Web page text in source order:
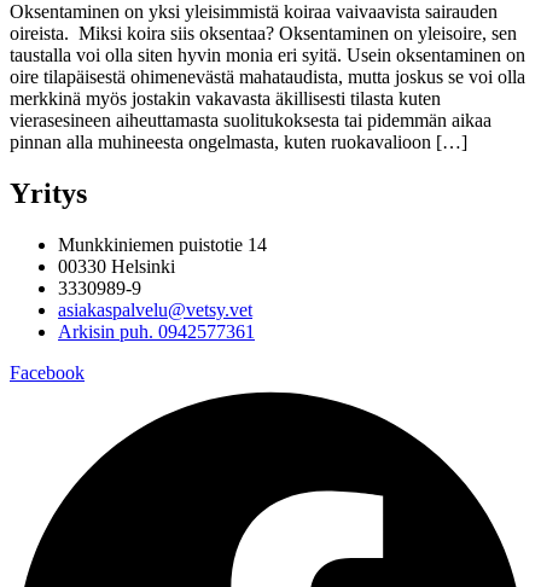
Oksentaminen on yksi yleisimmistä koiraa vaivaavista sairauden
oireista. Miksi koira siis oksentaa? Oksentaminen on yleisoire, sen
taustalla voi olla siten hyvin monia eri syitä. Usein oksentaminen on
oire tilapäisestä ohimenevästä mahataudista, mutta joskus se voi olla
merkkinä myös jostakin vakavasta äkillisesti tilasta kuten
vierasesineen aiheuttamasta suolitukoksesta tai pidemmän aikaa
pinnan alla muhineesta ongelmasta, kuten ruokavalioon […]
Yritys
Munkkiniemen puistotie 14
00330 Helsinki
3330989-9
asiakaspalvelu@vetsy.vet
Arkisin puh. 0942577361
Facebook